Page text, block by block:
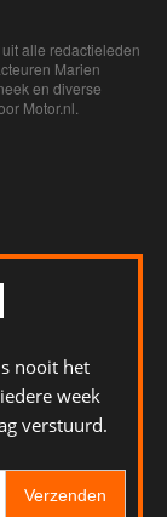
alle redactieleden
Marien
en diverse
Motor.nl.
nooit het
week
verstuurd.
Verzenden